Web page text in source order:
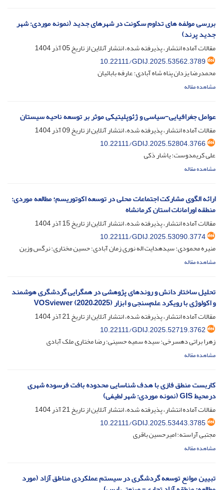
بررسی مولفه های تداوم سکونت در شهرهای جدید (نمونه موردی: شهر
جدید پرند)
مقالات آماده انتشار، پذیرفته شده، انتشار آنلاین از تاریخ05 آذر 1404
10.22111/GDIJ.2025.53562.3789
محمدرضا یزدان پناه شاه آبادی؛ عارفه بابائیان
مشاهده مقاله
عوامل جغرافیایی-سیاسی و ژئوپلیتیکی موثر بر توسعه ناحیه سیستان
مقالات آماده انتشار، پذیرفته شده، انتشار آنلاین از تاریخ09 آذر 1404
10.22111/GDIJ.2025.52804.3766
علی کریمدوست؛ یاشار ذکی
مشاهده مقاله
ارائه الگوی مشارکت اجتماعات محلی در توسعه اکوتوریسم؛ مطالعه موردی:
منطقه اورامانات استان کرمانشاه
مقالات آماده انتشار، پذیرفته شده، انتشار آنلاین از تاریخ15 آذر 1404
10.22111/GDIJ.2025.53090.3774
منیره محمودی؛ سیدهدایت اله نوری زمان آبادی؛ حسین مختاری؛ نرگس وزین
مشاهده مقاله
تحلیل ساختار دانش و روندهای پژوهشی در همگرایی گردشگری هوشمند
و اکولوژی با رویکرد علم‌سنجی و ابزار VOSviewer (2020–2025)
مقالات آماده انتشار، پذیرفته شده، انتشار آنلاین از تاریخ21 آذر 1404
10.22111/GDIJ.2025.52719.3762
زهرا براتی دهسرخی؛ سیده سمیه حسینی؛ رضا مختاری ملک آبادی
مشاهده مقاله
کاربست منطق فازی با هدف شناسایی محدوده بافت فرسوده شهری
درمحیط GIS (نمونه موردی: شهر لطیفی)
مقالات آماده انتشار، پذیرفته شده، انتشار آنلاین از تاریخ21 آذر 1404
10.22111/GDIJ.2025.53443.3785
مجتبی آراسته؛ امیرحسین باقری
مشاهده مقاله
تبیین موانع توسعه گردشگری در سیستم عملکردی مناطق آزاد (مورد